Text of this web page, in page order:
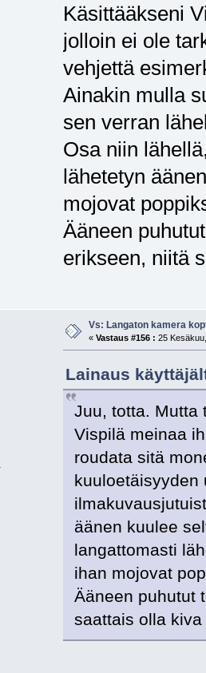
Käsittääkseni
jolloin ei ole
vehjettä
Ainakin mulla
sen verran
Osa niin
lähetetyn
mojovat
Ääneen
erikseen, niitä
Vs: Langaton kamera
« Vastaus #156 : 25
Lainaus
Juu, totta. Mutta
Vispilä meinaa
roudata sitä
äänen kuulee
langattomasti
ihan mojovat
Ääneen puhutut
saattais olla